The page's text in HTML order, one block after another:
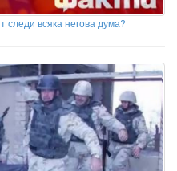
следи всяка негова дума?